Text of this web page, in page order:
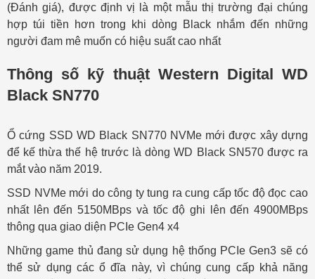
(Đánh giá), được định vị là một mẫu thị trường đại chúng
hợp túi tiền hơn trong khi dòng Black nhắm đến những
người đam mê muốn có hiệu suất cao nhất
Thông số kỹ thuật Western Digital WD
Black SN770
Ổ cứng SSD WD Black SN770 NVMe mới được xây dựng
để kế thừa thế hệ trước là dòng WD Black SN570 được ra
mắt vào năm 2019.
SSD NVMe mới do công ty tung ra cung cấp tốc độ đọc cao
nhất lên đến 5150MBps và tốc độ ghi lên đến 4900MBps
thông qua giao diện PCIe Gen4 x4
Những game thủ đang sử dụng hệ thống PCIe Gen3 sẽ có
thể sử dụng các ổ đĩa này, vì chúng cung cấp khả năng